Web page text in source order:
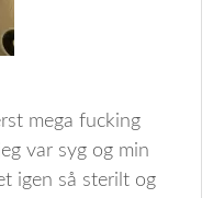
mega fucking
var syg og min
igen så sterilt og